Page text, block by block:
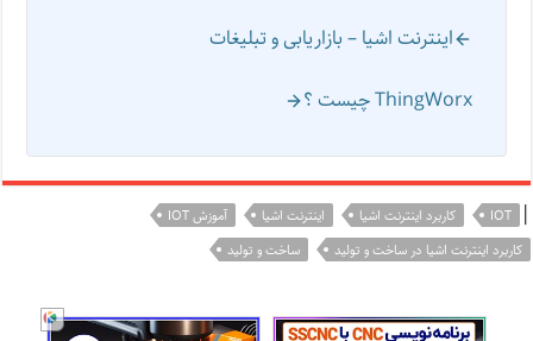
اینترنت اشیا – بازاریابی و تبلیغات
ThingWorx چیست ؟
|
IOT کاربرد اینترنت اشیا اینترنت اشیا
آموزش IOT
کاربرد اینترنت اشیا در ساخت و تولید
ساخت و تولید